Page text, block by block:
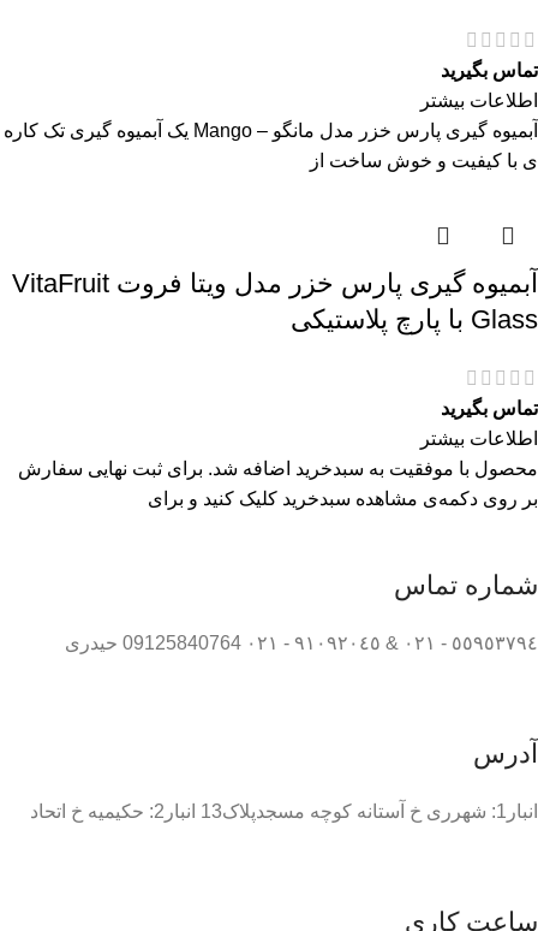
تماس بگیرید
اطلاعات بیشتر
آبمیوه گیری پارس خزر مدل مانگو – Mango یک آبمیوه گیری تک کاره
ی با کیفیت و خوش ساخت از
آبمیوه گیری پارس خزر مدل ویتا فروت VitaFruit
Glass با پارچ پلاستیکی
تماس بگیرید
اطلاعات بیشتر
محصول با موفقیت به سبدخرید اضافه شد. برای ثبت نهایی سفارش
بر روی دکمه‌ی مشاهده سبدخرید کلیک کنید و برای
شماره تماس
٥٥٩٥٣٧٩٤ - ٠٢١ & ٩١٠٩٢٠٤٥ - ٠٢١ 09125840764 حیدری
آدرس
انبار1: شهرری خ آستانه کوچه مسجدپلاک13 انبار2: حکیمیه خ اتحاد
ساعت کاری